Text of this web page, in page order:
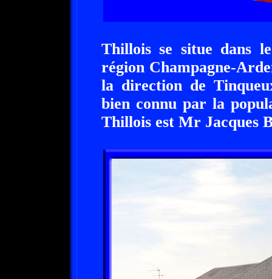
Thillois se situe dans
région Champagne-
la direction de
bien connu par la
Thillois est Mr Jacques